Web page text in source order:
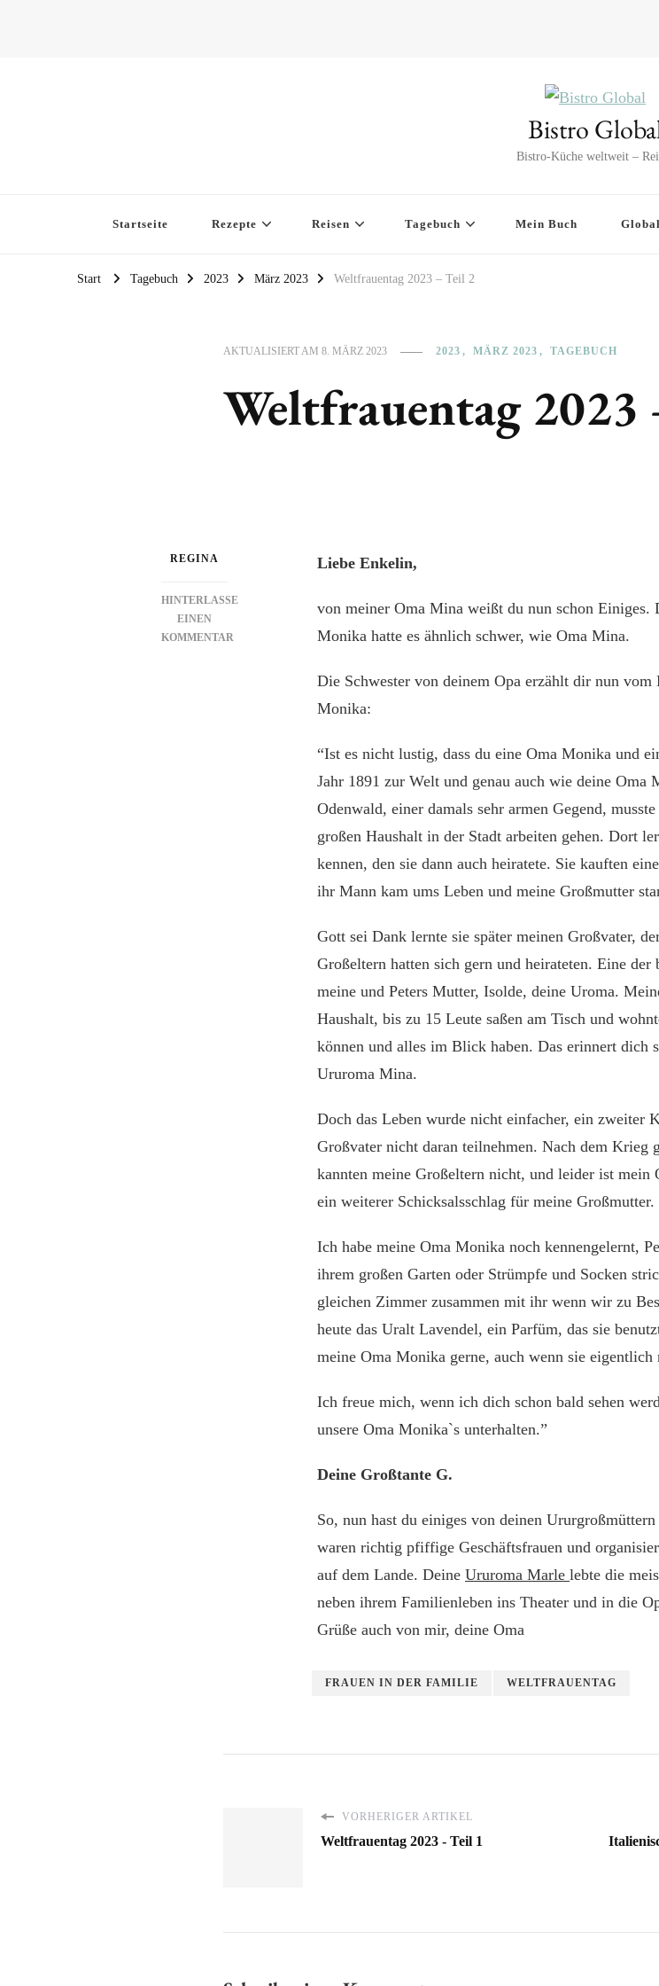
Bistro
Bistro-Küche weltweit –
Startseite Rezepte Reisen Tagebuch Mein Buch Global
Start Tagebuch 2023 März 2023 Weltfrauentag 2023 – Teil 2
AKTUALISIERT AM 8. MÄRZ 2023 2023 MÄRZ 2023 TAGEBUCH
Weltfrauentag 2023
REGINA
HINTERLASSE
EINEN
KOMMENTAR
Liebe Enkelin,
von meiner Oma Mina weißt du nun schon Einiges.
Monika hatte es ähnlich schwer, wie Oma Mina.
Die Schwester von deinem Opa erzählt dir nun
Monika:
“Ist es nicht lustig, dass du eine Oma Monika und
Jahr 1891 zur Welt und genau auch wie deine
Odenwald, einer damals sehr armen Gegend,
großen Haushalt in der Stadt arbeiten gehen. Dort
kennen, den sie dann auch heiratete. Sie kauften
ihr Mann kam ums Leben und meine Großmutter
Gott sei Dank lernte sie später meinen Großvater,
Großeltern hatten sich gern und heirateten. Eine
meine und Peters Mutter, Isolde, deine Uroma.
Haushalt, bis zu 15 Leute saßen am Tisch und
können und alles im Blick haben. Das erinnert dich
Ururoma Mina.
Doch das Leben wurde nicht einfacher, ein zweiter
Großvater nicht daran teilnehmen. Nach dem Krieg
kannten meine Großeltern nicht, und leider ist mein
ein weiterer Schicksalsschlag für meine Großmutter.
Ich habe meine Oma Monika noch kennengelernt,
ihrem großen Garten oder Strümpfe und Socken
gleichen Zimmer zusammen mit ihr wenn wir zu
heute das Uralt Lavendel, ein Parfüm, das sie
meine Oma Monika gerne, auch wenn sie
Ich freue mich, wenn ich dich schon bald sehen
unsere Oma Monika`s unterhalten.”
Deine Großtante G.
So, nun hast du einiges von deinen
waren richtig pfiffige Geschäftsfrauen und
auf dem Lande. Deine Ururoma Marle lebte die
neben ihrem Familienleben ins Theater und in die
Grüße auch von mir, deine Oma
FRAUEN IN DER FAMILIE WELTFRAUENTAG
VORHERIGER ARTIKEL
Weltfrauentag 2023 - Teil 1